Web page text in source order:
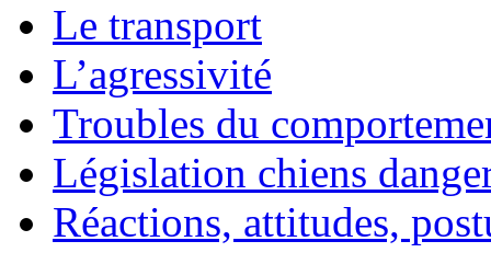
Le transport
L’agressivité
Troubles du
Législation chiens
Réactions, attitudes,